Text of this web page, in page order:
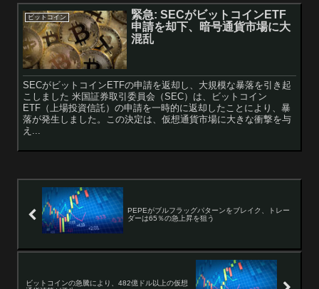
ビットコイン
緊急: SECがビットコインETF
申請を却下、暗号通貨市場に大
混乱
SECがビットコインETFの申請を返却し、大規模な暴落を引き起
こしました 米国証券取引委員会（SEC）は、ビットコイン
ETF（上場投資信託）の申請を一時的に返却したことにより、暴
落が発生しました。この決定は、仮想通貨市場に大きな衝撃を与
え...
PEPEがブルフラッグパターンをブレイク、トレー
ダーは65％の急上昇を狙う
ビットコインの急騰により、482億ドル以上の仮想